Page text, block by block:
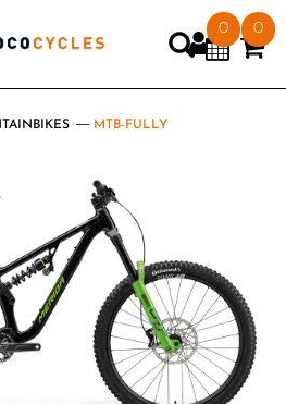
0 0
MTB-FULLY